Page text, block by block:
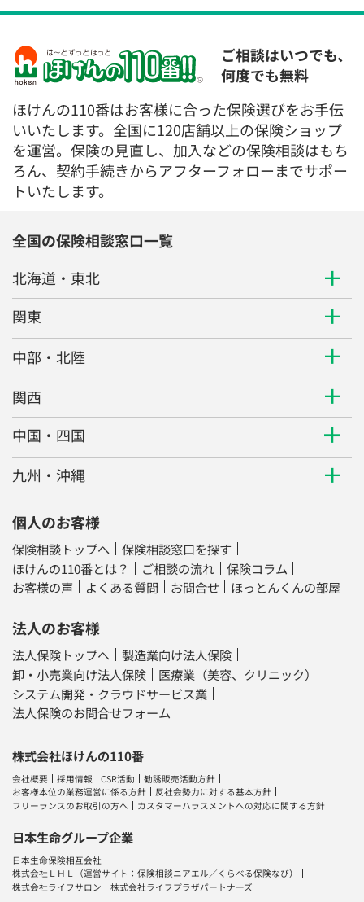
ご相談はいつでも、
何度でも無料
ほけんの110番はお客様に合った保険選びをお手伝
いいたします。全国に120店舗以上の保険ショップ
を運営。保険の見直し、加入などの保険相談はもち
ろん、契約手続きからアフターフォローまでサポー
トいたします。
全国の保険相談窓口一覧
北海道・東北
関東
中部・北陸
関西
中国・四国
九州・沖縄
個人のお客様
保険相談トップへ
保険相談窓口を探す
ほけんの110番とは？
ご相談の流れ
保険コラム
お客様の声
よくある質問 お問合せ ほっとんくんの部屋
法人のお客様
法人保険トップへ
製造業向け法人保険
卸・小売業向け法人保険
医療業（美容、クリニック）
システム開発・クラウドサービス業
法人保険のお問合せフォーム
株式会社ほけんの110番
会社概要 採用情報 CSR活動
勧誘販売活動方針
お客様本位の業務運営に係る方針
反社会勢力に対する基本方針
フリーランスのお取引の方へ
カスタマーハラスメントへの対応に関する方針
日本生命グループ企業
日本生命保険相互会社
株式会社ＬＨＬ （運営サイト：保険相談ニアエル／ くらべる保険なび）
株式会社ライフサロン
株式会社ライフプラザパートナーズ